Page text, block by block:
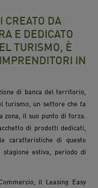
CREATO DA
E DEDICATO
TURISMO, È
IN
di banca del territorio,
turismo, un settore che fa
zona, il suo punto di forza.
di prodotti dedicati,
caratteristiche di questo
estiva, periodo di
il Leasing Easy